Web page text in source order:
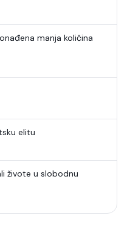
manja količina
elitu
živote u slobodnu